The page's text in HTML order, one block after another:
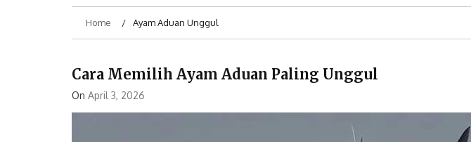
Home Ayam Aduan Unggul
Cara Memilih Ayam Aduan Paling Unggul
On April 3, 2026